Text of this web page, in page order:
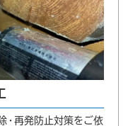
・再発防止対策をご依